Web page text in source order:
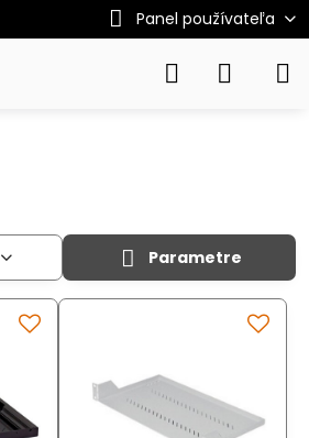
Panel používateľa
Parametre